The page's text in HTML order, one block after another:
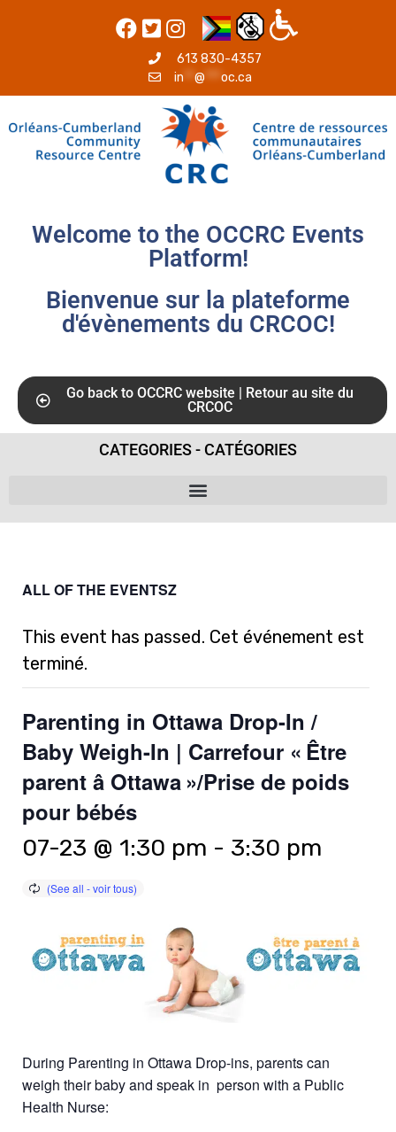
613 830-4357
in ** @***oc.ca
Welcome to the OCCRC Events
Platform!
Bienvenue sur la plateforme
d'évènements du CRCOC!
Go back to OCCRC website | Retour au site du
CRCOC
CATEGORIES - CATÉGORIES
ALL OF THE EVENTSZ
This event has passed. Cet événement est
terminé.
Parenting in Ottawa Drop-In /
Baby Weigh-In | Carrefour « Être
parent â Ottawa »/Prise de poids
pour bébés
07-23 @ 1:30 pm - 3:30 pm
During Parenting in Ottawa Drop-ins, parents can
weigh their baby and speak in person with a Public
Health Nurse: